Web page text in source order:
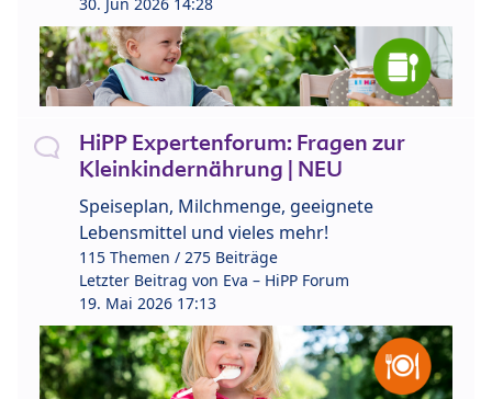
HiPP Expertenforum: Fragen zur
Kleinkindernährung | NEU
Speiseplan, Milchmenge, geeignete
Lebensmittel und vieles mehr!
115 Themen / 275 Beiträge
Letzter Beitrag von Eva – HiPP Forum
19. Mai 2026 17:13